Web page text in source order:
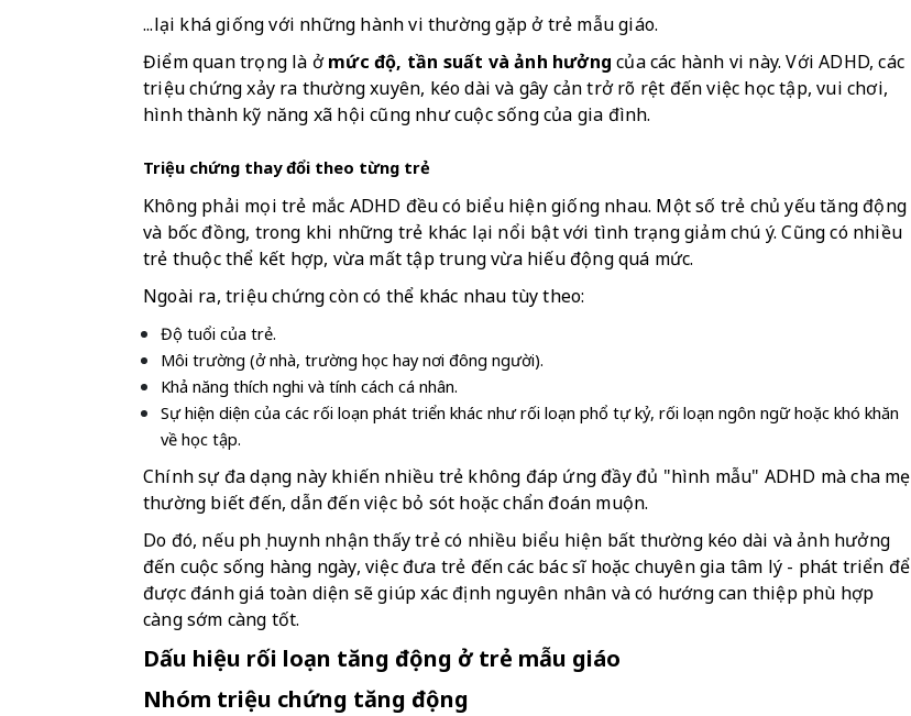
...lại khá giống với những hành vi thường gặp ở trẻ mẫu giáo.
Điểm quan trọng là ở mức độ, tần suất và ảnh hưởng của các hành vi này. Với ADHD, các
triệu chứng xảy ra thường xuyên, kéo dài và gây cản trở rõ rệt đến việc học tập, vui chơi,
hình thành kỹ năng xã hội cũng như cuộc sống của gia đình.
Triệu chứng thay đổi theo từng trẻ
Không phải mọi trẻ mắc ADHD đều có biểu hiện giống nhau. Một số trẻ chủ yếu tăng động
và bốc đồng, trong khi những trẻ khác lại nổi bật với tình trạng giảm chú ý. Cũng có nhiều
trẻ thuộc thể kết hợp, vừa mất tập trung vừa hiếu động quá mức.
Ngoài ra, triệu chứng còn có thể khác nhau tùy theo:
Độ tuổi của trẻ.
Môi trường (ở nhà, trường học hay nơi đông người).
Khả năng thích nghi và tính cách cá nhân.
Sự hiện diện của các rối loạn phát triển khác như rối loạn phổ tự kỷ, rối loạn ngôn ngữ hoặc khó khăn
về học tập.
Chính sự đa dạng này khiến nhiều trẻ không đáp ứng đầy đủ "hình mẫu" ADHD mà cha mẹ
thường biết đến, dẫn đến việc bỏ sót hoặc chẩn đoán muộn.
Do đó, nếu phụ huynh nhận thấy trẻ có nhiều biểu hiện bất thường kéo dài và ảnh hưởng
đến cuộc sống hàng ngày, việc đưa trẻ đến các bác sĩ hoặc chuyên gia tâm lý - phát triển để
được đánh giá toàn diện sẽ giúp xác định nguyên nhân và có hướng can thiệp phù hợp
càng sớm càng tốt.
Dấu hiệu rối loạn tăng động ở trẻ mẫu giáo
Nhóm triệu chứng tăng động